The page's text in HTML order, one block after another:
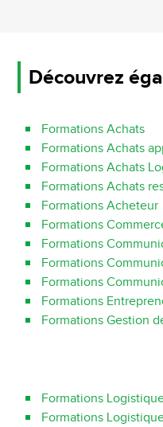
Découvrez
Formations Achats
Formations Achats
Formations Achats
Formations Achats
Formations Acheteur
Formations
Formations
Formations
Formations
Formations
Formations Gestion
Formations
Formations